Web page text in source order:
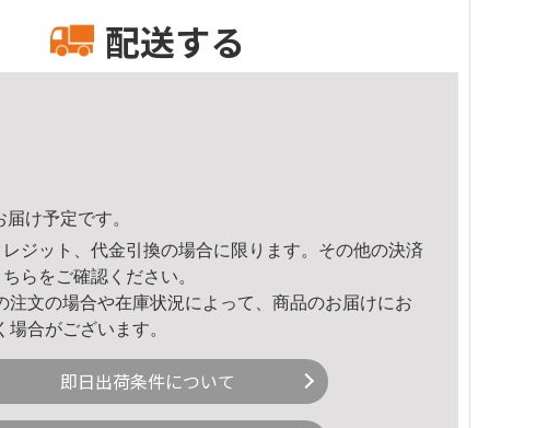
配送する
け予定です。
ジット、代金引換の場合に限ります。その他の決済
ちら をご確認ください。
文の場合や在庫状況によって、商品のお届けにお
場合がございます。
即日出荷条件について